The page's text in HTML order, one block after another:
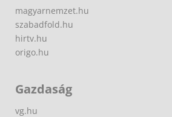
magyarnemzet.hu
szabadfold.hu
hirtv.hu
origo.hu
Gazdaság
vg.hu